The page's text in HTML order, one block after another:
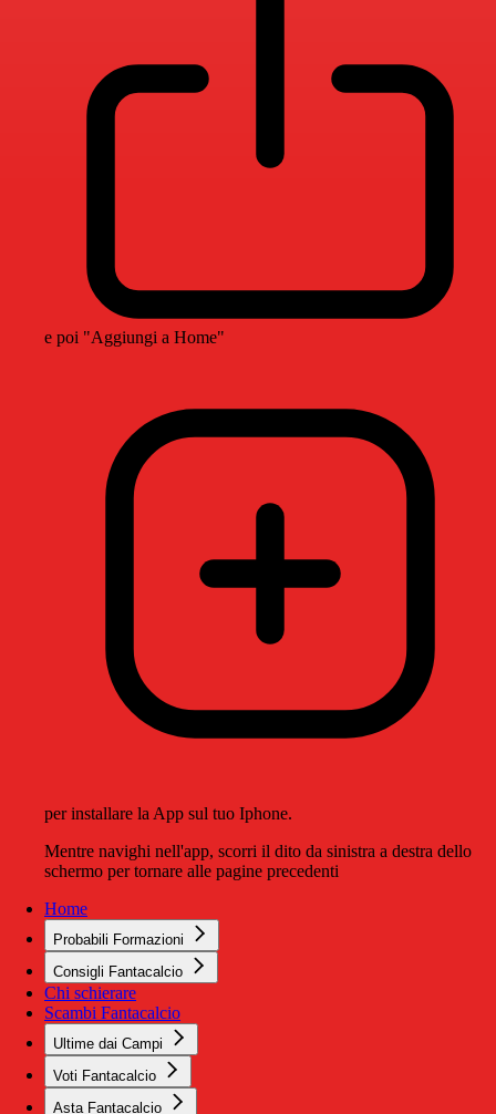
e poi "Aggiungi a Home"
per installare la App sul tuo Iphone.
Mentre navighi nell'app, scorri il dito da sinistra a destra dello
schermo per tornare alle pagine precedenti
Home
Probabili Formazioni
Consigli Fantacalcio
Chi schierare
Scambi Fantacalcio
Ultime dai Campi
Voti Fantacalcio
Asta Fantacalcio